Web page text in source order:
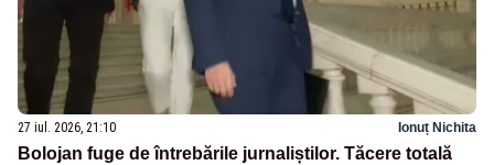
27 iul. 2026, 21:10 Ionuț Nichita
Bolojan fuge de întrebările jurnaliștilor. Tăcere totală